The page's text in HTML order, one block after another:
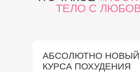
ТЕЛО С
АБСОЛЮТНО
КУРСА ПОХУДЕНИЯ